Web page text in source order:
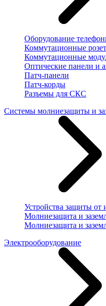
Оборудование
Коммутационные
Коммутационные
Оптические панели и
Патч-панели
Патч-корды
Разъемы для СКС
Системы молниезащиты и
Устройства защиты
Молниезащита и
Молниезащита и
Электрооборудование